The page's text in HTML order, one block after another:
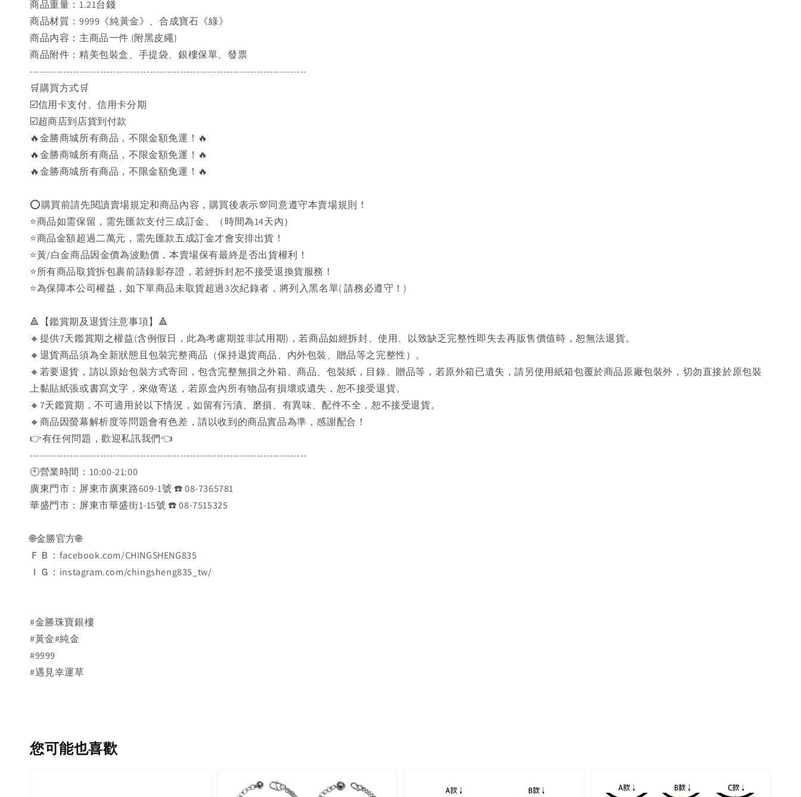
商品重量：1.21台錢
商品材質：9999《純黃金》、合成寶石《綠》
商品內容：主商品一件 (附黑皮繩)
商品附件：精美包裝盒、手提袋、銀樓保單、發票
-----------------------------------------------------------------------------------
🛒購買方式🛒
☑️信用卡支付、信用卡分期
☑️超商店到店貨到付款
🔥金勝商城所有商品，不限金額免運！🔥
🔥金勝商城所有商品，不限金額免運！🔥
🔥金勝商城所有商品，不限金額免運！🔥
⭕購買前請先閱讀賣場規定和商品內容，購買後表示💯同意遵守本賣場規則！
⭐商品如需保留，需先匯款支付三成訂金。（時間為14天內）
⭐商品金額超過二萬元，需先匯款五成訂金才會安排出貨！
⭐黃/白金商品因金價為波動價，本賣場保有最終是否出貨權利！
⭐️所有商品取貨拆包裹前請錄影存證，若經拆封恕不接受退換貨服務！
⭐為保障本公司權益，如下單商品未取貨超過3次紀錄者，將列入黑名單( 請務必遵守！)
🔺【鑑賞期及退貨注意事項】🔺
🔸提供7天鑑賞期之權益(含例假日，此為考慮期並非試用期)，若商品如經拆封、使用、以致缺乏完整性即失去再販售價值時，恕無法退貨。
🔸退貨商品須為全新狀態且包裝完整商品（保持退貨商品、內外包裝、贈品等之完整性）。
🔸若要退貨，請以原始包裝方式寄回，包含完整無損之外箱、商品、包裝紙，目錄、贈品等，若原外箱已遺失，請另使用紙箱包覆於商品原廠包裝外，切勿直接於原包裝
上黏貼紙張或書寫文字，來做寄送，若原盒內所有物品有損壞或遺失，恕不接受退貨。
🔸7天鑑賞期，不可適用於以下情況，如留有污漬、磨損、有異味、配件不全，恕不接受退貨。
🔸商品因螢幕解析度等問題會有色差，請以收到的商品實品為準，感謝配合！
👉️有任何問題，歡迎私訊我們👈️
-----------------------------------------------------------------------------------
🕙營業時間：10:00-21:00
廣東門市：屏東市廣東路609-1號 ☎️ 08-7365781
華盛門市：屏東市華盛街1-15號 ☎️ 08-7515325
🌐金勝官方🌐
ＦＢ：facebook.com/CHINGSHENG835
ＩＧ：instagram.com/chingsheng835_tw/
#金勝珠寶銀樓
#黃金#純金
#9999
#遇見幸運草
您可能也喜歡